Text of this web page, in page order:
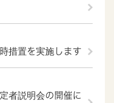
措置を実施します
者説明会の開催に